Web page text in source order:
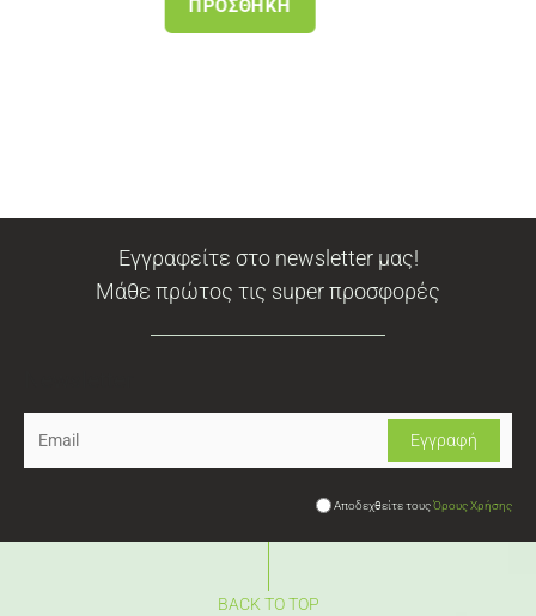
Εγγραφείτε στο newsletter μας!
Μάθε πρώτος τις super προσφορές
Αποδεχθείτε τουςΌρους Χρήσης
BACK TO TOP